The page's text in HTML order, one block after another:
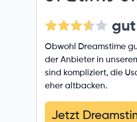
gut
Obwohl Dreamstime
der Anbieter in
sind kompliziert, die
eher altbacken.
Jetzt